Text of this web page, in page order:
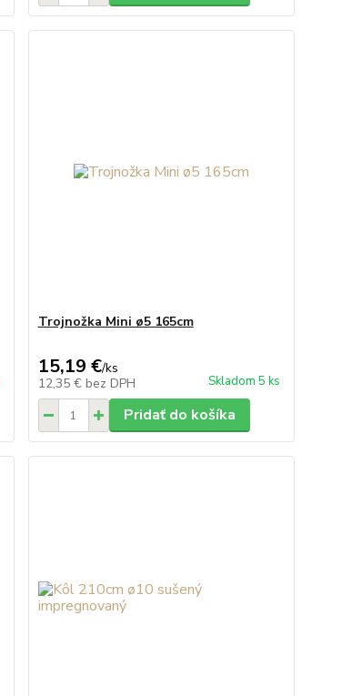
Trojnožka Mini ø5 165cm
15,19 €/ks
12,35 € bez DPH Skladom 5 ks
Pridať do košíka